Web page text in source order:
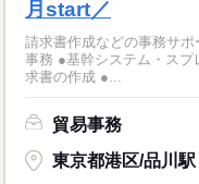
月start／
請求書作成などの事務サ
事務 ●基幹システム・ス
求書の作成 ●...
貿易事務
東京都港区/品川駅